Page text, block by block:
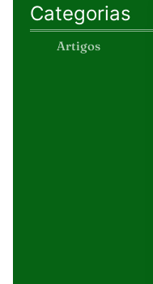
Categorias
Artigos